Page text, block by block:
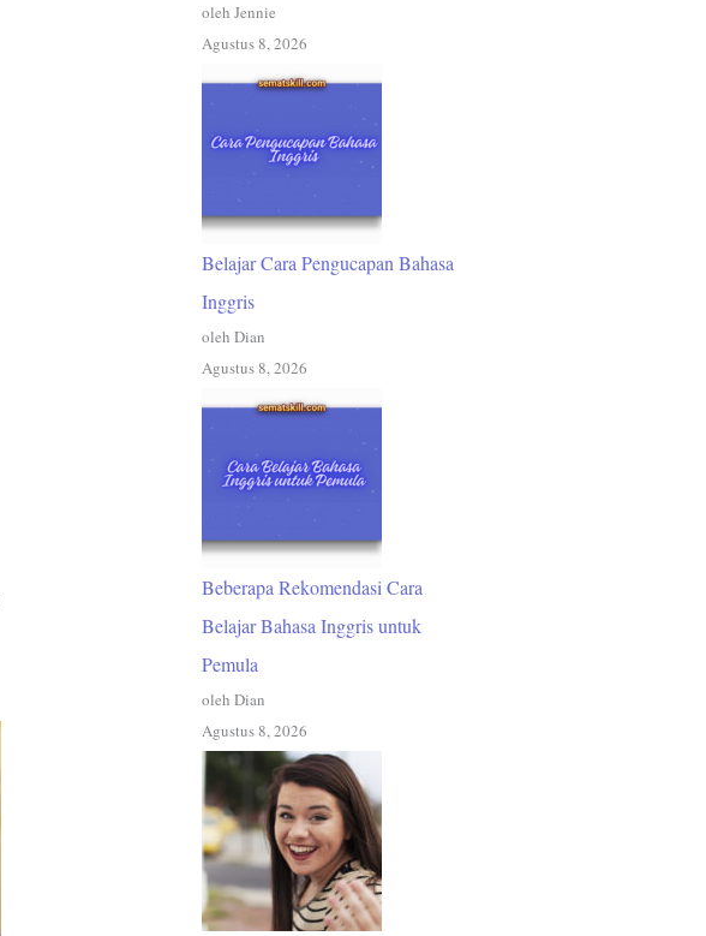
oleh Jennie
Agustus 8, 2026
Belajar Cara Pengucapan Bahasa
Inggris
oleh Dian
Agustus 8, 2026
Beberapa Rekomendasi Cara
Belajar Bahasa Inggris untuk
Pemula
oleh Dian
Agustus 8, 2026